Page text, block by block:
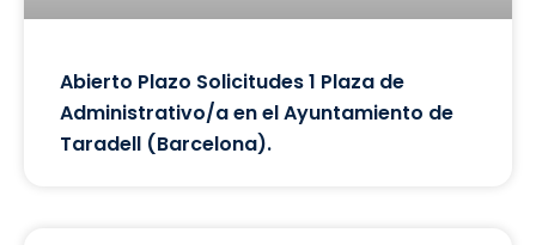
Abierto Plazo Solicitudes 1 Plaza de
Administrativo/a en el Ayuntamiento de
Taradell (Barcelona).